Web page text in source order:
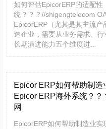
如何评估EpicorERP的适配性
统？？？//shigengtelecom
EpicorERP（尤其是其主流产
造企业，需要从业务需求、
长期演进能力五个维度进...
Epicor ERP如何帮助制
Epicor ERP海外系统？
网
EpicorERP如何帮助制造业